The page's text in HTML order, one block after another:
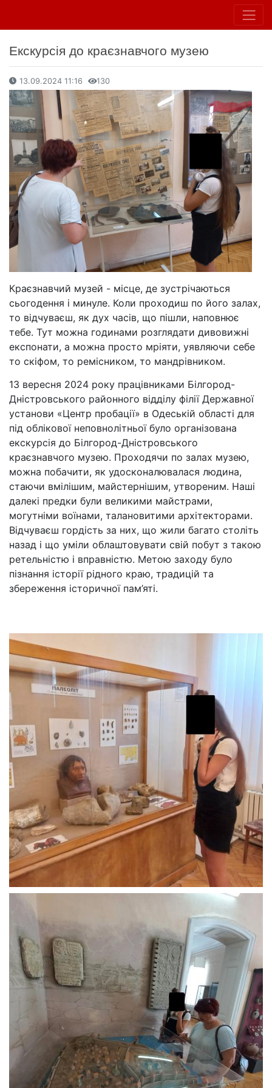
Екскурсія до краєзнавчого музею
13.09.2024 11:16 130
Краєзнавчий музей - місце, де зустрічаються
сьогодення і минуле. Коли проходиш по його залах,
то відчуваєш, як дух часів, що пішли, наповнює
тебе. Тут можна годинами розглядати дивовижні
експонати, а можна просто мріяти, уявляючи себе
то скіфом, то ремісником, то мандрівником.
13 вересня 2024 року працівниками Білгород-
Дністровського районного відділу філії Державної
установи «Центр пробації» в Одеській області для
під облікової неповнолітньої було організована
екскурсія до Білгород-Дністровського
краєзнавчого музею. Проходячи по залах музею,
можна побачити, як удосконалювалася людина,
стаючи вмілішим, майстернішим, утвореним. Наші
далекі предки були великими майстрами,
могутніми воїнами, талановитими архітекторами.
Відчуваєш гордість за них, що жили багато століть
назад і що уміли облаштовувати свій побут з такою
ретельністю і вправністю. Метою заходу було
пізнання історії рідного краю, традицій та
збереження історичної пам’яті.